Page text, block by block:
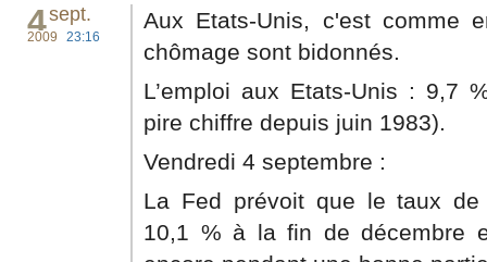
4sept.
2009 23:16
Aux Etats-Unis, c'est comme
chômage sont bidonnés.
L’emploi aux Etats-Unis : 9,7
pire chiffre depuis juin 1983).
Vendredi 4 septembre :
La Fed prévoit que le taux de
10,1 % à la fin de décembre